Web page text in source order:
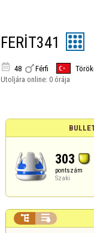
FERİT341
 48 Férfi
Utoljára online: 0 órája
303
pontszám
Szaki
 